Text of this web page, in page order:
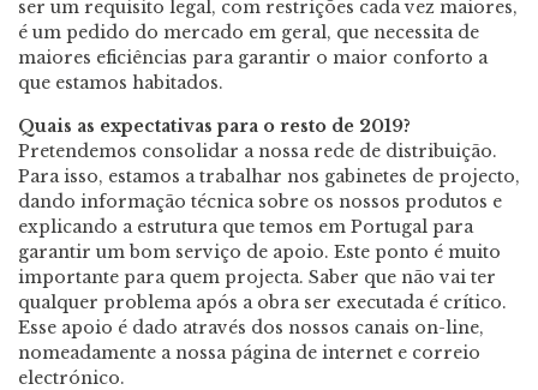
ser um requisito legal, com restrições cada vez maiores,
é um pedido do mercado em geral, que necessita de
maiores eficiências para garantir o maior conforto a
que estamos habitados.
Quais as expectativas para o resto de 2019?
Pretendemos consolidar a nossa rede de distribuição.
Para isso, estamos a trabalhar nos gabinetes de projecto,
dando informação técnica sobre os nossos produtos e
explicando a estrutura que temos em Portugal para
garantir um bom serviço de apoio. Este ponto é muito
importante para quem projecta. Saber que não vai ter
qualquer problema após a obra ser executada é crítico.
Esse apoio é dado através dos nossos canais on-line,
nomeadamente a nossa página de internet e correio
electrónico.